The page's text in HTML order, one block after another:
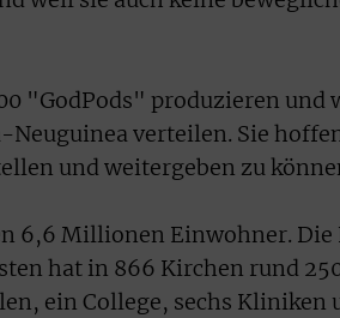
"GodPods" produzieren und
Neuguinea verteilen. Sie
und weitergeben zu
6,6 Millionen Einwohner. Die
hat in 866 Kirchen rund
ein College, sechs Kliniken